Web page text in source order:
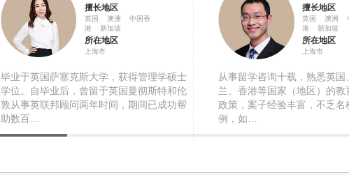
擅长地区
英国 澳洲 中国香
港 新加坡
所在地区
上海市
毕业于英国萨塞克斯大学，获得管理学硕士
学位。自毕业后，曾留于英国曼彻斯特和伦
敦从事英联邦顾问两年时间，期间已成功帮
助数百…
擅长地区
英国 澳洲
港 新加坡
所在地区
上海市
从事留学咨询十载，熟悉英国
兰、香港等国家（地区）的教
政策，案子经验丰富，不乏名
例，如…